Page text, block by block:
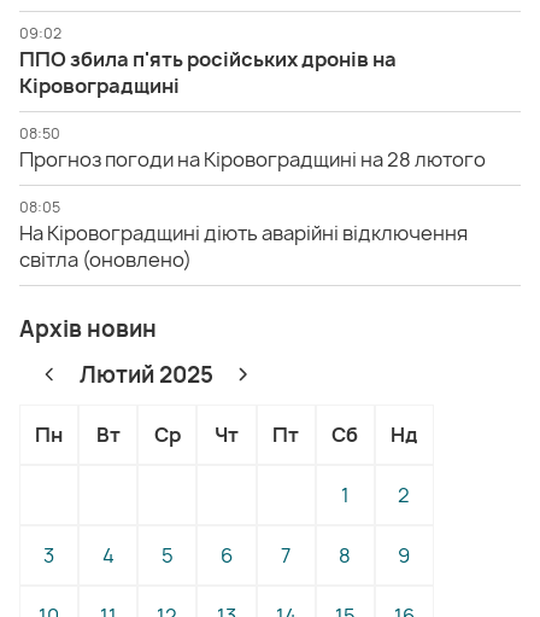
09:02
ППО збила п'ять російських дронів на
Кіровоградщині
08:50
Прогноз погоди на Кіровоградщині на 28 лютого
08:05
На Кіровоградщині діють аварійні відключення
світла (оновлено)
Архів новин
Лютий 2025
Пн Вт Ср Чт Пт Сб Нд
1 2
3 4 5 6 7 8 9